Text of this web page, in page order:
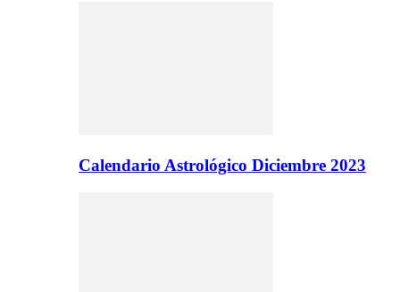
Calendario Astrológico Diciembre 2023